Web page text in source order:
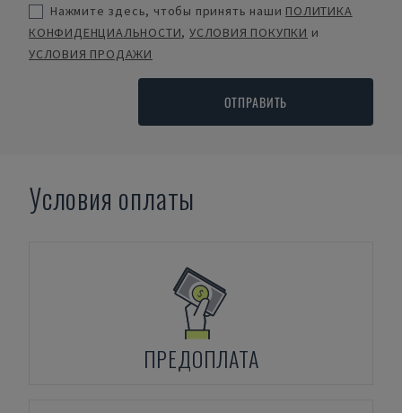
Нажмите здесь, чтобы принять наши ПОЛИТИКА
КОНФИДЕНЦИАЛЬНОСТИ,УСЛОВИЯ ПОКУПКИ и
УСЛОВИЯ ПРОДАЖИ
ОТПРАВИТЬ
Условия оплаты
ПРЕДОПЛАТА